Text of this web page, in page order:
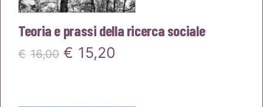
Teoria e prassi della ricerca sociale
€ 16,00 Il
€ 15,20